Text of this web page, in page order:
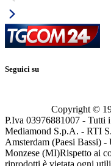
Seguici su
Copyright ©
P.Iva 03976881007 - Tutti
Mediamond S.p.A. - RTI
Amsterdam (Paesi Bassi)
Monzese (MI)Rispetto ai
riprodotti è vietata ogni